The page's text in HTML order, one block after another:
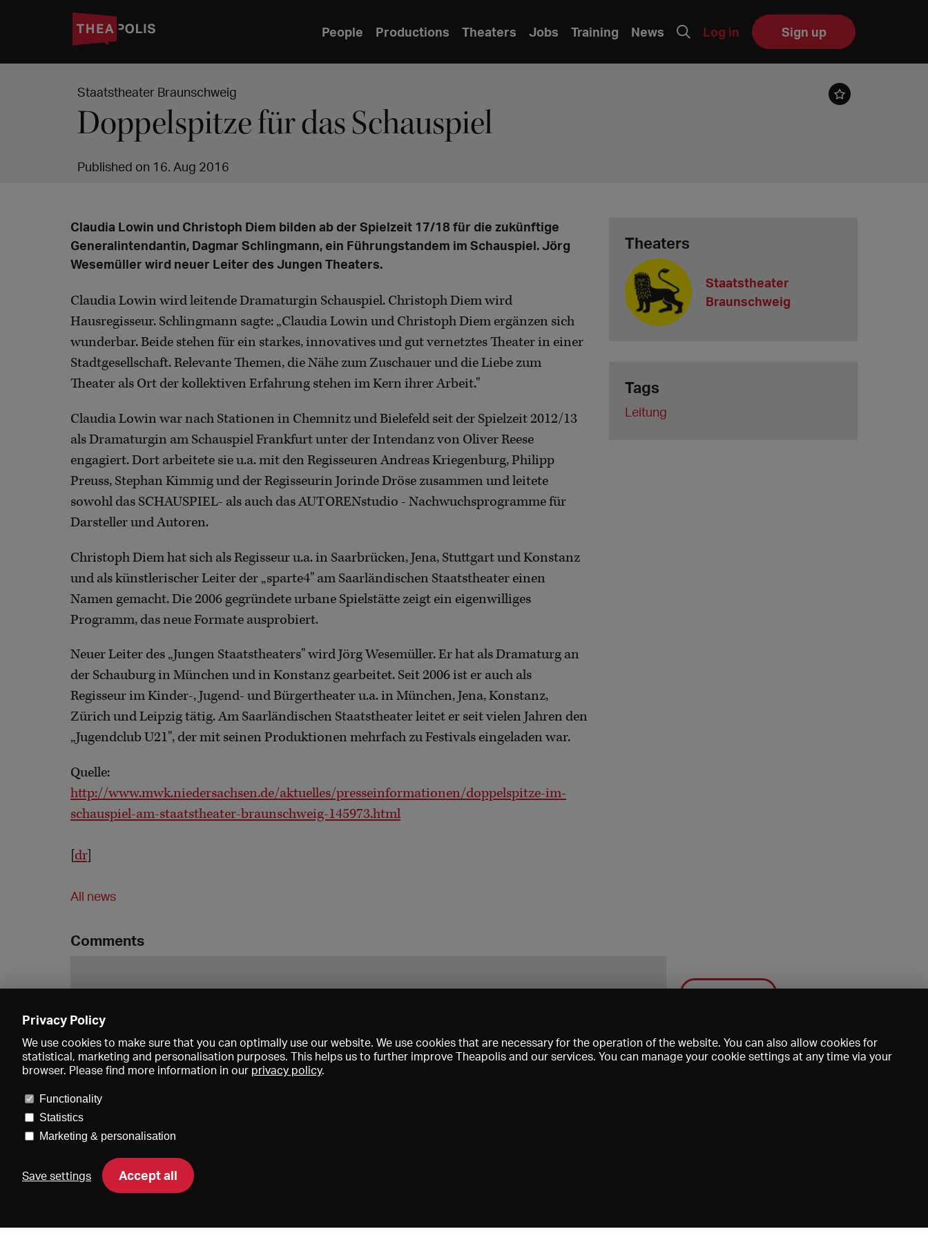
People Productions Theaters Jobs Training News Log in Sign up
Staatstheater Braunschweig
Doppelspitze für das Schauspiel
Published on 16. Aug 2016
Claudia Lowin und Christoph Diem bilden ab der Spielzeit 17/18 für die zukünftige
Generalintendantin, Dagmar Schlingmann, ein Führungstandem im Schauspiel. Jörg
Wesemüller wird neuer Leiter des Jungen Theaters.
Claudia Lowin wird leitende Dramaturgin Schauspiel. Christoph Diem wird
Hausregisseur. Schlingmann sagte: „Claudia Lowin und Christoph Diem ergänzen sich
wunderbar. Beide stehen für ein starkes, innovatives und gut vernetztes Theater in einer
Stadtgesellschaft. Relevante Themen, die Nähe zum Zuschauer und die Liebe zum
Theater als Ort der kollektiven Erfahrung stehen im Kern ihrer Arbeit."
Claudia Lowin war nach Stationen in Chemnitz und Bielefeld seit der Spielzeit 2012/13
als Dramaturgin am Schauspiel Frankfurt unter der Intendanz von Oliver Reese
engagiert. Dort arbeitete sie u.a. mit den Regisseuren Andreas Kriegenburg, Philipp
Preuss, Stephan Kimmig und der Regisseurin Jorinde Dröse zusammen und leitete
sowohl das SCHAUSPIEL- als auch das AUTORENstudio - Nachwuchsprogramme für
Darsteller und Autoren.
Christoph Diem hat sich als Regisseur u.a. in Saarbrücken, Jena, Stuttgart und Konstanz
und als künstlerischer Leiter der „sparte4" am Saarländischen Staatstheater einen
Namen gemacht. Die 2006 gegründete urbane Spielstätte zeigt ein eigenwilliges
Programm, das neue Formate ausprobiert.
Neuer Leiter des „Jungen Staatstheaters" wird Jörg Wesemüller. Er hat als Dramaturg an
der Schauburg in München und in Konstanz gearbeitet. Seit 2006 ist er auch als
Regisseur im Kinder-, Jugend- und Bürgertheater u.a. in München, Jena, Konstanz,
Zürich und Leipzig tätig. Am Saarländischen Staatstheater leitet er seit vielen Jahren den
„Jugendclub U21", der mit seinen Produktionen mehrfach zu Festivals eingeladen war.
Quelle:
http://www.mwk.niedersachsen.de/aktuelles/presseinformationen/doppelspitze-im-
schauspiel-am-staatstheater-braunschweig-145973.html
[dr]
All news
Theaters
Staatstheater
Braunschweig
Tags
Leitung
Comments
Save
Privacy Policy
We use cookies to make sure that you can optimally use our website. We use cookies that are necessary for the operation of the website. You can also allow cookies for
statistical, marketing and personalisation purposes. This helps us to further improve Theapolis and our services. You can manage your cookie settings at any time via your
browser. Please find more information in our privacy policy.
Functionality
Statistics
Marketing & personalisation
Save settings Accept all